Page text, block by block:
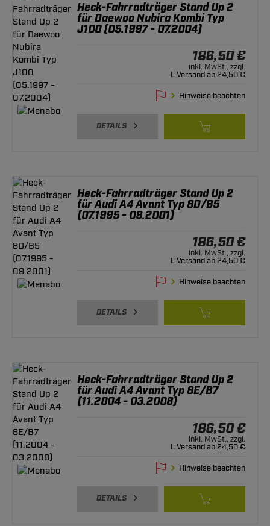
Heck-Fahrradträger Stand Up 2
für Daewoo Nubira Kombi Typ
J100 (05.1997 - 07.2004)
186,50 €
inkl. MwSt., zzgl.
L Versand ab 24,50 €
Hinweise beachten
DETAILS
Heck-Fahrradträger Stand Up 2
für Audi A4 Avant Typ 8D/B5
(07.1995 - 09.2001)
186,50 €
inkl. MwSt., zzgl.
L Versand ab 24,50 €
Hinweise beachten
DETAILS
Heck-Fahrradträger Stand Up 2
für Audi A4 Avant Typ 8E/B7
(11.2004 - 03.2008)
186,50 €
inkl. MwSt., zzgl.
L Versand ab 24,50 €
Hinweise beachten
DETAILS